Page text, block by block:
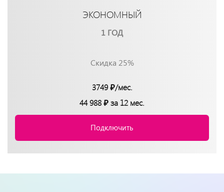
ЭКОНОМНЫЙ
1 ГОД
Скидка 25%
3749 ₽/мес.
44 988 ₽ за 12 мес.
Подключить